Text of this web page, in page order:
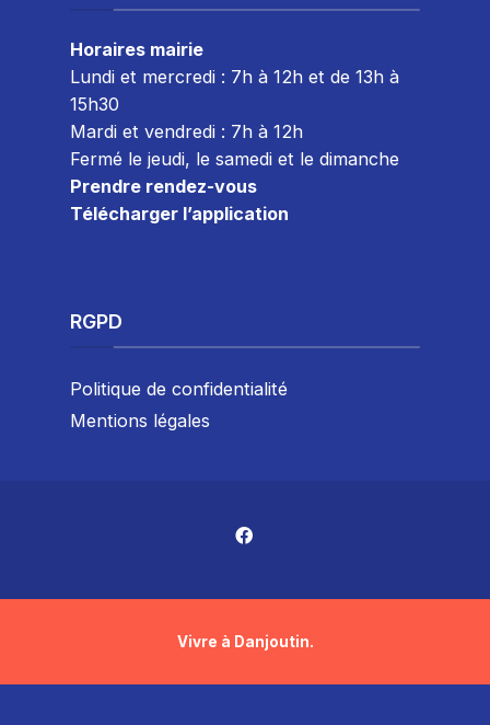
Horaires mairie
Lundi et mercredi : 7h à 12h et de 13h à
15h30
Mardi et vendredi : 7h à 12h
Fermé le jeudi, le samedi et le dimanche
Prendre rendez-vous
Télécharger l’application
RGPD
Politique de confidentialité
Mentions légales
Vivre à Danjoutin.